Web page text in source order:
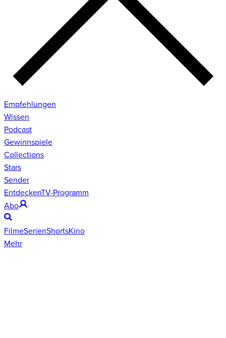
Empfehlungen
Wissen
Podcast
Gewinnspiele
Collections
Stars
Sender
EntdeckenTV-Programm
Abo
FilmeSerienShortsKino
Mehr